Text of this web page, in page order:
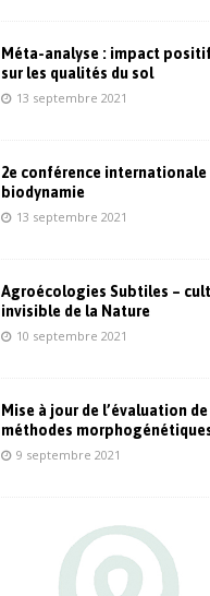
Méta-analyse : impact
sur les qualités du sol
13 septembre 2021
2e conférence internationale
biodynamie
13 septembre 2021
Agroécologies Subtiles –
invisible de la Nature
10 septembre 2021
Mise à jour de l’évaluation
méthodes
9 septembre 2021